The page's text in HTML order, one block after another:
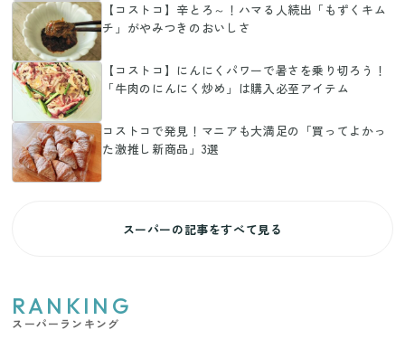
【コストコ】辛とろ～！ハマる人続出「もずくキム
チ」がやみつきのおいしさ
【コストコ】にんにくパワーで暑さを乗り切ろう！
「牛肉のにんにく炒め」は購入必至アイテム
コストコで発見！マニアも大満足の「買ってよかっ
た激推し新商品」3選
スーパーの記事をすべて見る
RANKING
スーパーランキング